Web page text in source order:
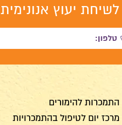
יעוץ אנונימית
התמכרות להימורים
מרכז יום לטיפול בהתמכרויות